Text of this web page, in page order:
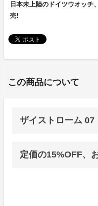
日本未上陸のドイツウオッチ
売!
この商品について
ザイストローム 07
定価の15%OFF、